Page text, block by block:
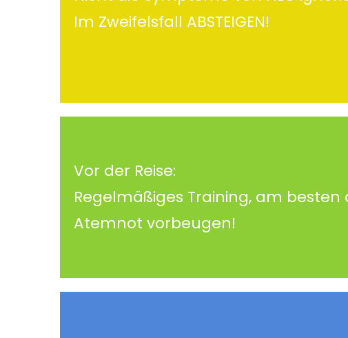
Im Zweifelsfall ABSTEIGEN!
Vor der Reise:
Regelmäßiges Training, am
Atemnot vorbeugen!